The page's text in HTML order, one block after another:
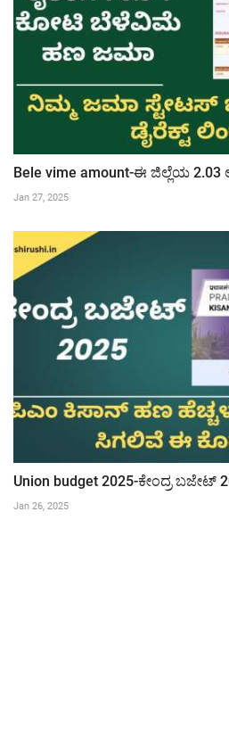
Bele vime amount-ಈ ಜಿಲ್ಲೆಯ 2.03
Jan 27, 2025
Union budget 2025-ಕೇಂದ್ರ
Jan 26, 2025